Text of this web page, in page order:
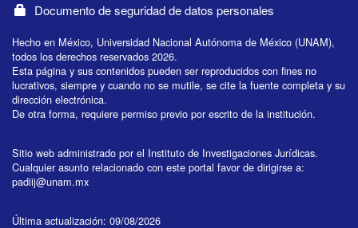
Documento de seguridad de datos personales
Hecho en México, Universidad Nacional Autónoma de México (UNAM),
todos los derechos reservados 2026.
Esta página y sus contenidos pueden ser reproducidos con fines no
lucrativos, siempre y cuando no se mutile, se cite la fuente completa y su
dirección electrónica.
De otra forma, requiere permiso previo por escrito de la institución.
Sitio web administrado por el Instituto de Investigaciones Jurídicas.
Cualquier asunto relacionado con este portal favor de dirigirse a:
padiij@unam.mx
Última actualización: 09/08/2026